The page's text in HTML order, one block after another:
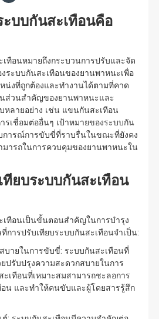
ะบบกันสะเทือนคือ
เทือนหมายถึงกระบวนการปรับและจัด
ระบบกันสะเทือนของยานพาหนะเพื่อ
น่งที่ถูกต้องและทำงานได้ตามที่คาด
ส่วนสำคัญของยานพาหนะและ
หลายอย่าง เช่น แขนกันสะเทือน
รเชื่อมต่ออื่นๆ เป้าหมายของระบบกัน
การณ์การขับขี่ที่ราบรื่นในขณะที่ยังคง
มารถในการควบคุมของยานพาหนะใน
ทียบระบบกันสะเทือน
เทือนเป็นขั้นตอนสำคัญในการบำรุง
การปรับเทียบระบบกันสะเทือนจำเป็น:
บายในการขับขี่: ระบบกันสะเทือนที่
ปรับปรุงความสะดวกสบายในการ
เทือนที่เหมาะสมสามารถชะลอการ
น และทำให้คนขับและผู้โดยสารรู้สึก